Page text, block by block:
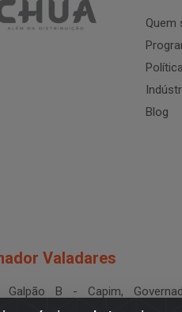
Quem
Blog
Valadares
Galpão B - Capim,
CEP 35.024-400